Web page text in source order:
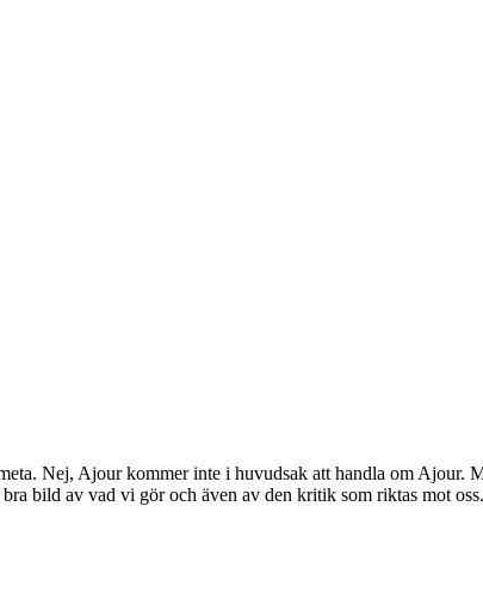
Nej, Ajour kommer inte i huvudsak att handla om Ajour.
bild av vad vi gör och även av den kritik som riktas mot oss.